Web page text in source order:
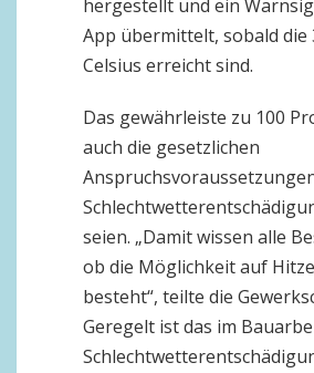
hergestellt und ein
App übermittelt, sobald die
Celsius erreicht sind.
Das gewährleiste zu 100
auch die gesetzlichen
seien. „Damit wissen alle
ob die Möglichkeit auf
besteht“, teilte die
Geregelt ist das im